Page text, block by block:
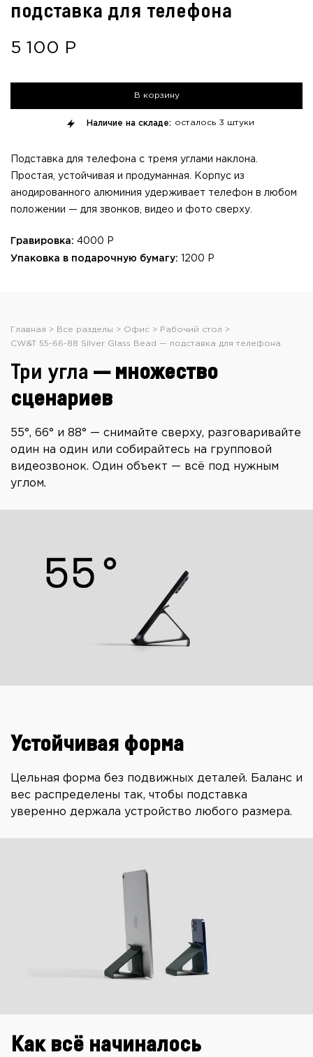
подставка для телефона
5 100 Р
В корзину
Наличие на складе: осталось 3 штуки
Подставка для телефона с тремя углами наклона.
Простая, устойчивая и продуманная. Корпус из
анодированного алюминия удерживает телефон в любом
положении — для звонков, видео и фото сверху.
Гравировка: 4000 Р
Упаковка в подарочную бумагу: 1200 Р
Главная Все разделы Офис
Рабочий стол
CW&T 55-66-88 Silver Glass Bead — подставка для телефона
Три угла — множество
сценариев
55°, 66° и 88° — снимайте сверху, разговаривайте
один на один или собирайтесь на групповой
видеозвонок. Один объект — всё под нужным
углом.
Устойчивая форма
Цельная форма без подвижных деталей. Баланс и
вес распределены так, чтобы подставка
уверенно держала устройство любого размера.
Как всё начиналось